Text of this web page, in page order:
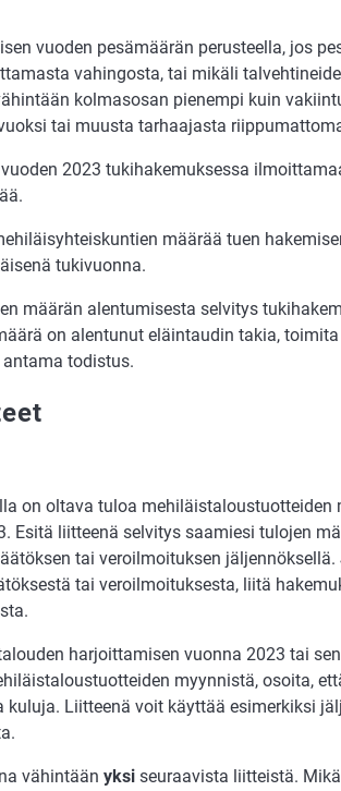
vuo­den pesä­mää­rän pe­rus­teel­la, jos
va­hin­gos­ta, tai mi­kä­li
kolmasosan pie­nem­pi kuin
tai muus­ta tar­haa­jas­ta
2023 tuki­ha­ke­muk­ses­sa
mää­rää tuen
tuki­vuon­na.
mää­rän alen­tu­mi­ses­ta sel­vi­tys
on alen­tu­nut eläin­tau­din ta­kia,
todistus.
on ol­ta­va tu­loa me­hi­läis­ta­lous­tuot­tei­den
Esi­tä liit­tee­nä sel­vi­tys saa­mie­si tu­lo­jen
tai veroil­moi­tuk­sen
tai vero­il­moi­tuk­ses­ta, lii­tä
har­joit­ta­mi­sen vuon­na 2023 tai
myyn­nis­tä, osoi­ta,
Liitteenä voit käyt­tää esi­mer­kik­si
vä­hin­tään yksi seu­raa­vis­ta liit­teis­tä.